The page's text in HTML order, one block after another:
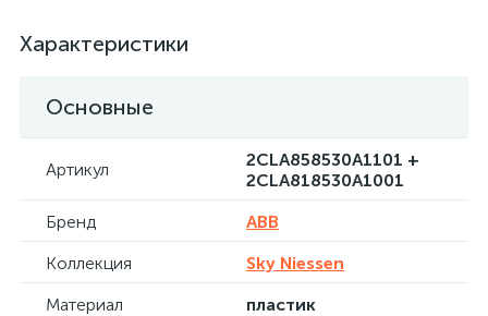
Характеристики
Основные
Артикул
2CLA858530A1101 +
2CLA818530A1001
Бренд
ABB
Коллекция
Sky Niessen
Материал
пластик